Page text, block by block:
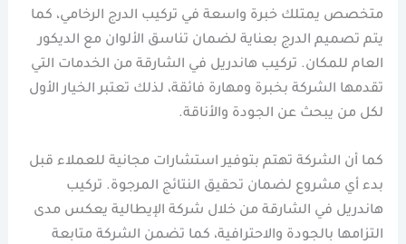
متخصص يمتلك خبرة واسعة في تركيب الدرج الرخامي، كما
يتم تصميم الدرج بعناية لضمان تناسق الألوان مع الديكور
العام للمكان. تركيب هاندريل في الشارقة من الخدمات التي
تقدمها الشركة بخبرة ومهارة فائقة، لذلك تعتبر الخيار الأول
لكل من يبحث عن الجودة والأناقة.
كما أن الشركة تهتم بتوفير استشارات مجانية للعملاء قبل
بدء أي مشروع لضمان تحقيق النتائج المرجوة. تركيب
هاندريل في الشارقة من خلال شركة الإيطالية يعكس مدى
التزامها بالجودة والاحترافية، كما تضمن الشركة متابعة